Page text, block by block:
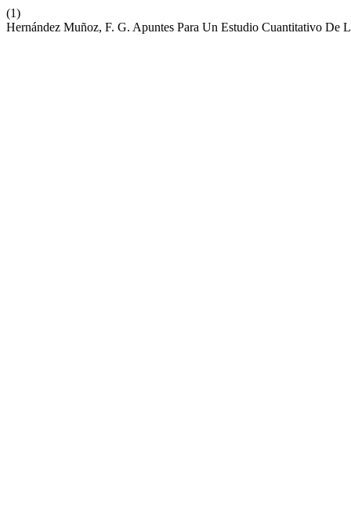
(1)
Hernández Muñoz, F. G. Apuntes Para Un Estudio Cuantitativo De